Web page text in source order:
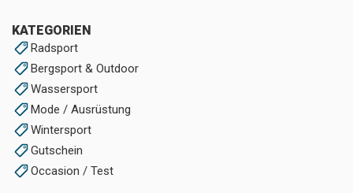
KATEGORIEN
Radsport
Bergsport & Outdoor
Wassersport
Mode / Ausrüstung
Wintersport
Gutschein
Occasion / Test